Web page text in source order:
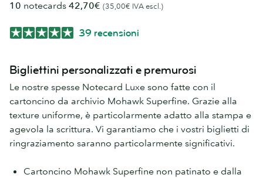
10 notecards 42,70€ (35,00€ IVA escl.)
39 recensioni
Bigliettini personalizzati e premurosi
Le nostre spesse Notecard Luxe sono fatte con il
cartoncino da archivio Mohawk Superfine. Grazie alla
texture uniforme, è particolarmente adatto alla stampa e
agevola la scrittura. Vi garantiamo che i vostri biglietti di
ringraziamento saranno particolarmente significativi.
Cartoncino Mohawk Superfine non patinato e dalla